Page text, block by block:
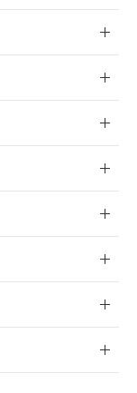
との取
る法人を
証明書
証明す
明する
間は出
ら備考
を完了